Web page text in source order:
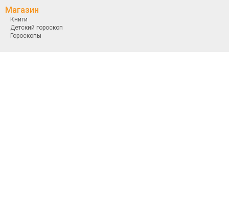
Магазин
Книги
Детский гороскоп
Гороскопы